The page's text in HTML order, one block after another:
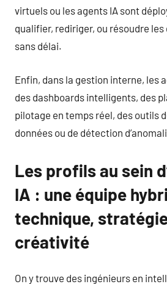
virtuels ou les agents IA sont
qualifier, rediriger, ou résoudre
sans délai.
Enfin, dans la gestion interne, les
des dashboards intelligents, des
pilotage en temps réel, des outils
données ou de détection
Les profils au sein
IA : une équipe
technique,
créativité
On y trouve des ingénieurs en